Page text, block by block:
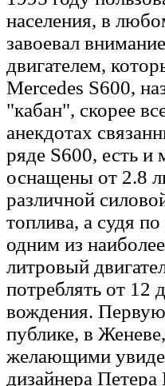
населения, в
завоевал
двигателем,
Mercedes S600,
"кабан", скорее
анекдотах
ряде S600, есть
оснащены от 2.8
различной
топлива, а судя
одним из
литровый
потреблять от 12
вождения.
публике, в
желающими
дизайнера